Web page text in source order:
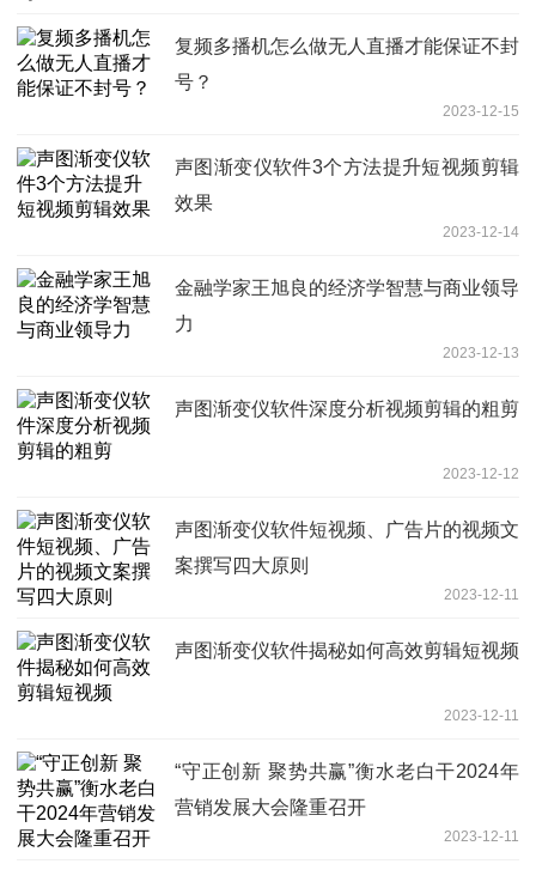
复频多播机怎么做无人直播才能保证不封
号？
2023-12-15
声图渐变仪软件3个方法提升短视频剪辑
效果
2023-12-14
金融学家王旭良的经济学智慧与商业领导
力
2023-12-13
声图渐变仪软件深度分析视频剪辑的粗剪
2023-12-12
声图渐变仪软件短视频、广告片的视频文
案撰写四大原则
2023-12-11
声图渐变仪软件揭秘如何高效剪辑短视频
2023-12-11
“守正创新 聚势共赢”衡水老白干2024年
营销发展大会隆重召开
2023-12-11